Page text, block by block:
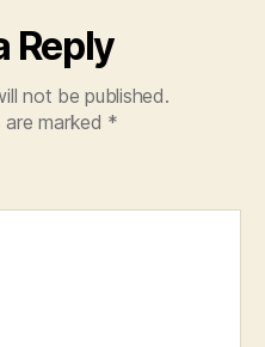
Reply
not be published.
are marked *